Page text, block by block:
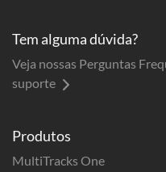
Produtos
MultiTracks One
Tem alguma dúvida?
Veja nossas Perguntas
suporte